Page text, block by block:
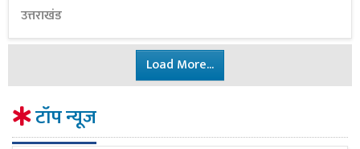
उत्तराखंड
Load More...
टॉप न्यूज